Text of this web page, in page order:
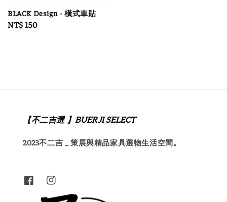
BLACK Design - 橫式車貼
Regular
NT$ 150
【不二吉選 】BUERJI SELECT
2023不二吉 _ 策展與精品家具選物生活空間。